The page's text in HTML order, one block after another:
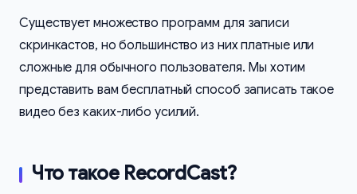
Существует множество программ для записи
скринкастов, но большинство из них платные или
сложные для обычного пользователя. Мы хотим
представить вам бесплатный способ записать такое
видео без каких-либо усилий.
Что такое RecordCast?